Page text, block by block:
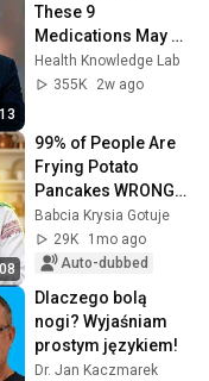
These 9
Medications May
Cause Memory
Loss After 60 - Dr.
Health Knowledge Lab
355K
2w ago
99% of People Are
Frying Potato
Pancakes WRONG!
Grandma Shows
How to Make Them
Fluffy
Babcia Krysia Gotuje
29K
1mo ago
Auto-dubbed
Dlaczego bolą
nogi? Wyjaśniam
prostym językiem!
Dr. Jan Kaczmarek